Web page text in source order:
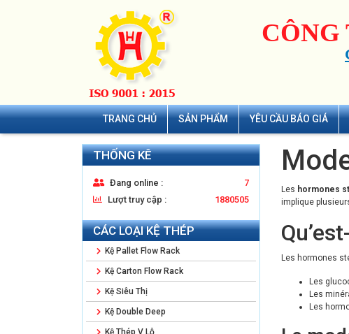
CÔNG
TRANG CHỦ SẢN PHẨM YÊU CẦU BÁO GIÁ
THỐNG KÊ
Đang online :
7
Lượt truy cập :
1880505
CÁC LOẠI KỆ THÉP
Kệ Pallet Flow Rack
Kệ Carton Flow Rack
Kệ Siêu Thị
Kệ Double Deep
Kệ Thép V Lỗ
Les hormones
implique
Les hormones
Les
Les
Les